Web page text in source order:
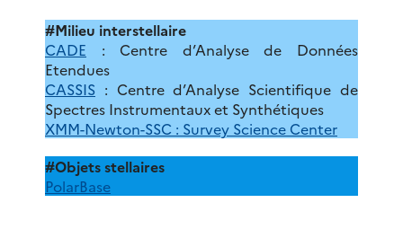
#Milieu interstellaire
CADE : Centre d’Analyse de Données
Etendues
CASSIS : Centre d’Analyse Scientifique de
Spectres Instrumentaux et Synthétiques
XMM-Newton-SSC : Survey Science Center
#Objets stellaires
PolarBase